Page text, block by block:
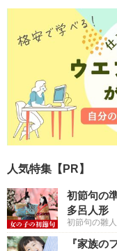
人気特集【PR】
初節句の
多呂人形
初節句の雛
『家族の